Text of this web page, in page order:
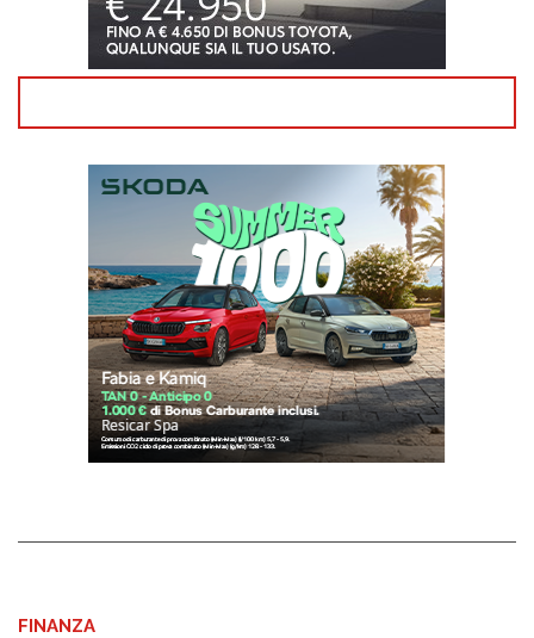
FINANZA